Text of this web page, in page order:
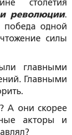
столетия
революции.
победа одной
силы
главными
Главными
А они скорее
акторы и